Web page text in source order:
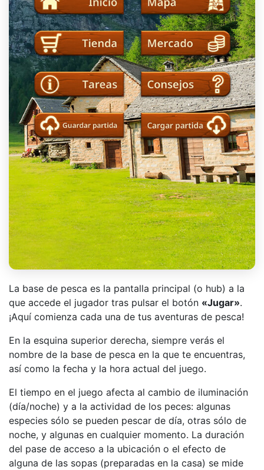
La base de pesca es la pantalla principal (o hub) a la
que accede el jugador tras pulsar el botón «Jugar».
¡Aquí comienza cada una de tus aventuras de pesca!
En la esquina superior derecha, siempre verás el
nombre de la base de pesca en la que te encuentras,
así como la fecha y la hora actual del juego.
El tiempo en el juego afecta al cambio de iluminación
(día/noche) y a la actividad de los peces: algunas
especies sólo se pueden pescar de día, otras sólo de
noche, y algunas en cualquier momento. La duración
del pase de acceso a la ubicación o el efecto de
alguna de las sopas (preparadas en la casa) se mide